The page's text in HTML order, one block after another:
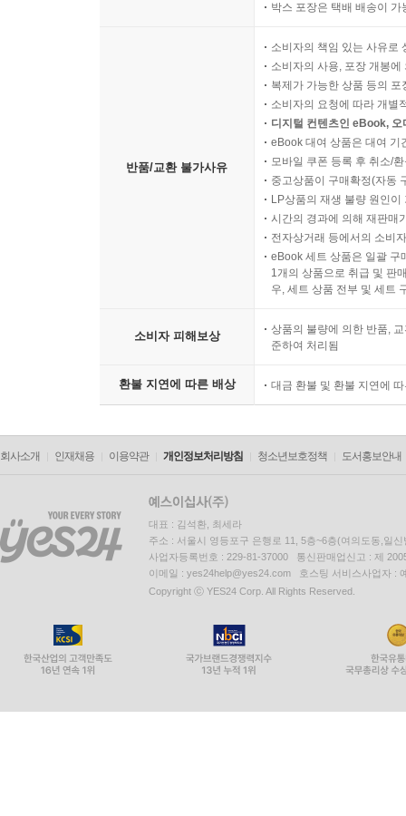
박스 포장은 택배 배송이
반품/교환 불가사유
소비자의 책임 있는 사유로
소비자의 사용, 포장 개봉
복제가 가능한 상품 등의
소비자의 요청에 따라 개별
디지털 컨텐츠인 eBook,
eBook 대여 상품은 대여 기
모바일 쿠폰 등록 후 취소/
중고상품이 구매확정(자동
LP상품의 재생 불량 원인
시간의 경과에 의해 재판매
전자상거래 등에서의 소비
eBook 세트 상품은 일괄 구
1개의 상품으로 취급 및 판
우, 세트 상품 전부 및 세트
소비자 피해보상
상품의 불량에 의한 반품,
준하여 처리됨
환불 지연에 따른 배상 대금 환불 및 환불 지연에
회사소개 인재채용 이용약관 개인정보처리방침 청소년보호정책 도서홍보안내
대표 : 김석환, 최세라
주소 : 서울시 영등포구 은행로 11, 5층~6층(여의도동,일신
사업자등록번호 : 229-81-37000 통신판매업신고 : 제
이메일 : yes24help@yes24.com 호스팅 서비스사업자 :
Copyright ⓒ YES24 Corp. All Rights Reserved.